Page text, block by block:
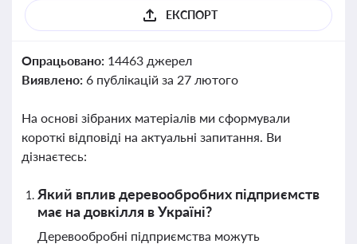
ЕКСПОРТ
Опрацьовано: 14463 джерел
Виявлено: 6 публікацій за 27 лютого
На основі зібраних матеріалів ми сформували
короткі відповіді на актуальні запитання. Ви
дізнаєтесь:
Який вплив деревообробних підприємств
має на довкілля в Україні?
Деревообробні підприємства можуть